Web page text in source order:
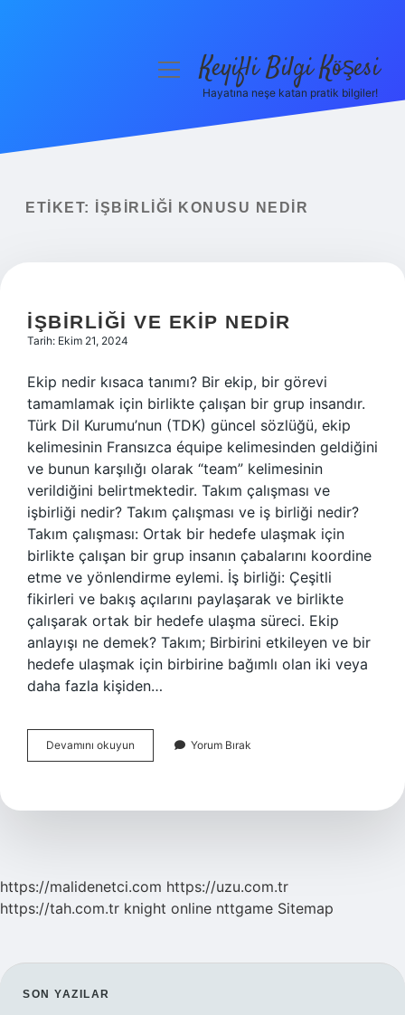
Yasal Uyarı
menüyüKeyifli Bilgi Köşesi
Hayatına neşe katan pratik bilgiler!
ETIKET: İŞBIRLIĞI KONUSU NEDIR
İŞBIRLIĞI VE EKIP NEDIR
Tarih: Ekim 21, 2024
Ekip nedir kısaca tanımı? Bir ekip, bir görevi
tamamlamak için birlikte çalışan bir grup insandır.
Türk Dil Kurumu’nun (TDK) güncel sözlüğü, ekip
kelimesinin Fransızca équipe kelimesinden geldiğini
ve bunun karşılığı olarak “team” kelimesinin
verildiğini belirtmektedir. Takım çalışması ve
işbirliği nedir? Takım çalışması ve iş birliği nedir?
Takım çalışması: Ortak bir hedefe ulaşmak için
birlikte çalışan bir grup insanın çabalarını koordine
etme ve yönlendirme eylemi. İş birliği: Çeşitli
fikirleri ve bakış açılarını paylaşarak ve birlikte
çalışarak ortak bir hedefe ulaşma süreci. Ekip
anlayışı ne demek? Takım; Birbirini etkileyen ve bir
hedefe ulaşmak için birbirine bağımlı olan iki veya
daha fazla kişiden…
Devamını okuyun
Ve
Yorum Bırak
https://malidenetci.com https://uzu.com.tr
https://tah.com.tr knight online nttgame Sitemap
SIDEBAR
SON YAZILAR